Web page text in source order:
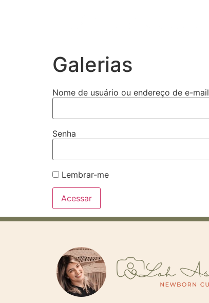
Galerias
Nome de usuário ou endereço de e-mail
Senha
Lembrar-me